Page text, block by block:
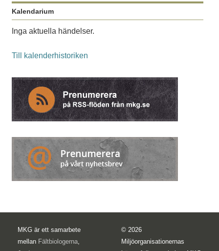
Kalendarium
Inga aktuella händelser.
Till kalenderhistoriken
MKG är ett samarbete
mellan Fältbiologerna
© 2026
Miljöorganisationernas